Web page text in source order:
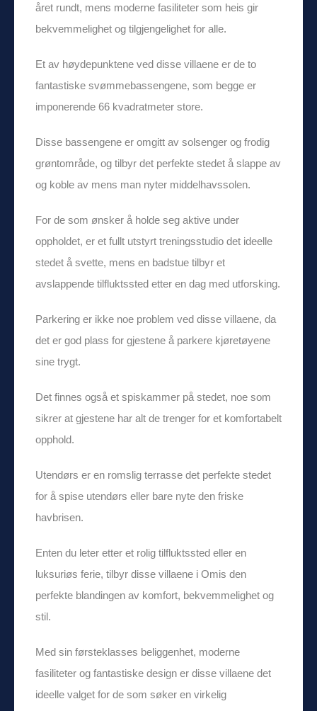
året rundt, mens moderne fasiliteter som heis gir
bekvemmelighet og tilgjengelighet for alle.
Et av høydepunktene ved disse villaene er de to
fantastiske svømmebassengene, som begge er
imponerende 66 kvadratmeter store.
Disse bassengene er omgitt av solsenger og frodig
grøntområde, og tilbyr det perfekte stedet å slappe av
og koble av mens man nyter middelhavssolen.
For de som ønsker å holde seg aktive under
oppholdet, er et fullt utstyrt treningsstudio det ideelle
stedet å svette, mens en badstue tilbyr et
avslappende tilfluktssted etter en dag med utforsking.
Parkering er ikke noe problem ved disse villaene, da
det er god plass for gjestene å parkere kjøretøyene
sine trygt.
Det finnes også et spiskammer på stedet, noe som
sikrer at gjestene har alt de trenger for et komfortabelt
opphold.
Utendørs er en romslig terrasse det perfekte stedet
for å spise utendørs eller bare nyte den friske
havbrisen.
Enten du leter etter et rolig tilfluktssted eller en
luksuriøs ferie, tilbyr disse villaene i Omis den
perfekte blandingen av komfort, bekvemmelighet og
stil.
Med sin førsteklasses beliggenhet, moderne
fasiliteter og fantastiske design er disse villaene det
ideelle valget for de som søker en virkelig